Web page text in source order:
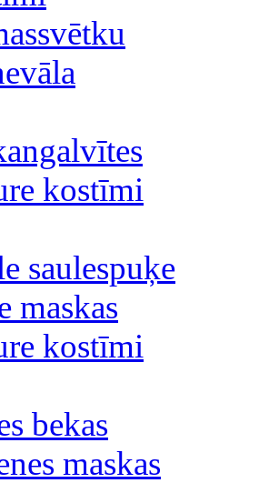
kostīmi
saulespuķe
maskas
kostīmi
bekas
maskas